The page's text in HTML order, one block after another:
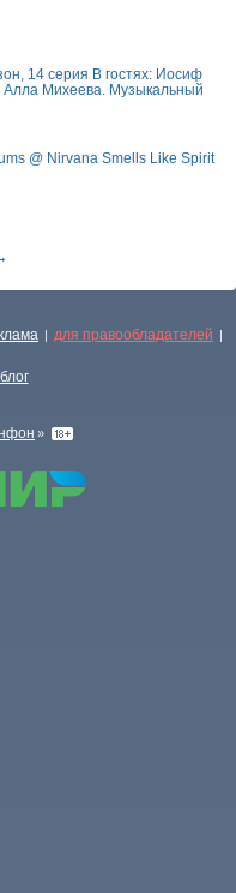
14 серия В гостях: Иосиф
Михеева. Музыкальный
@ Nirvana Smells Like Spirit
| для правообладателей |
блог
»